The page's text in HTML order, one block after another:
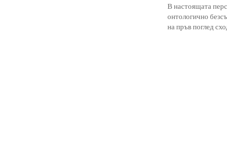
В настоящата
онтологично
на пръв поглед